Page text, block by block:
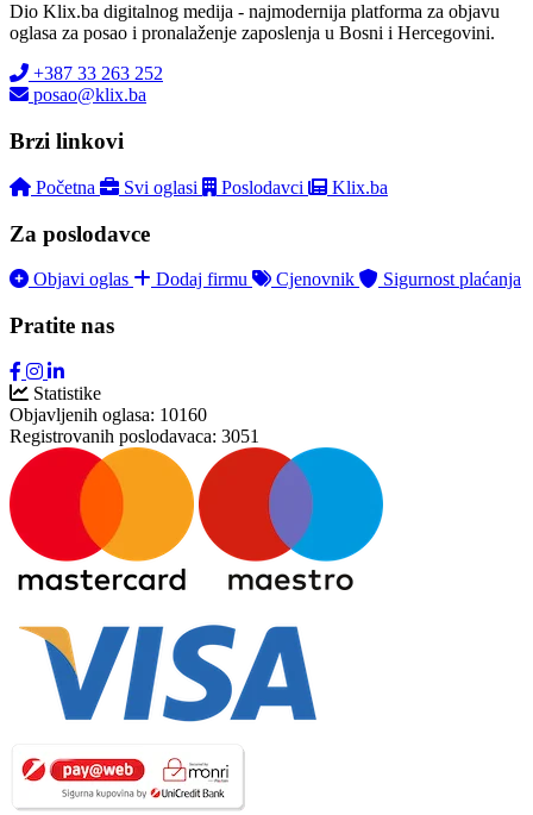
Dio Klix.ba digitalnog medija - najmodernija platforma za objavu
oglasa za posao i pronalaženje zaposlenja u Bosni i Hercegovini.
+387 33 263 252
posao@klix.ba
Brzi linkovi
Početna Svi oglasi Poslodavci Klix.ba
Za poslodavce
Objavi oglas Dodaj firmu Cjenovnik Sigurnost plaćanja
Pratite nas
Statistike
Objavljenih oglasa: 10160
Registrovanih poslodavaca: 3051